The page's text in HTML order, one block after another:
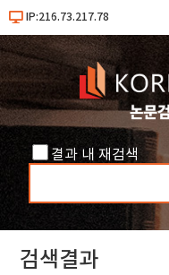
IP:216.73.217.78
결과 내 재검색
검색결과